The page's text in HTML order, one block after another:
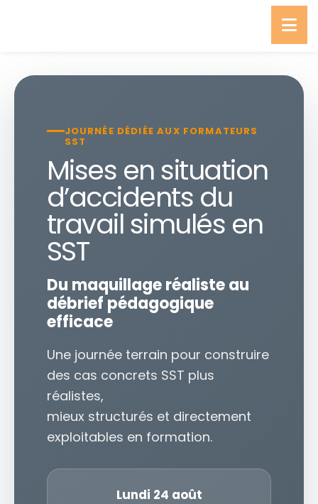
JOURNÉE DÉDIÉE AUX FORMATEURS
SST
Mises en situation
d’accidents du
travail simulés en
SST
Du maquillage réaliste au
débrief pédagogique
efficace
Une journée terrain pour construire
des cas concrets SST plus
réalistes,
mieux structurés et directement
exploitables en formation.
Lundi 24 août